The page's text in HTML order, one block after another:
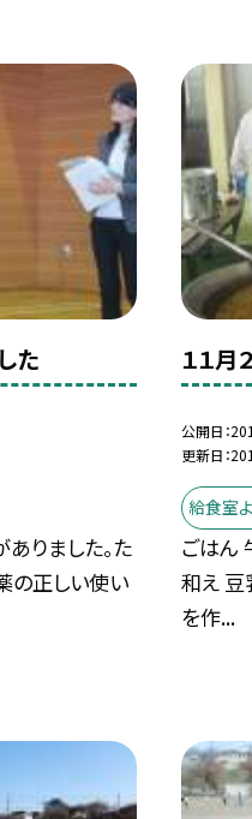
た
ありました。た
の正しい使い
１１
公開日
更新日
給食室
ごはん
和え 豆
を作...